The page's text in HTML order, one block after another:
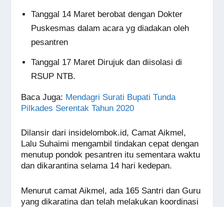
Tanggal 14 Maret berobat dengan Dokter
Puskesmas dalam acara yg diadakan oleh
pesantren
Tanggal 17 Maret Dirujuk dan diisolasi di
RSUP NTB.
Baca Juga: Mendagri Surati Bupati Tunda
Pilkades Serentak Tahun 2020
Dilansir dari insidelombok.id, Camat Aikmel,
Lalu Suhaimi mengambil tindakan cepat dengan
menutup pondok pesantren itu sementara waktu
dan dikarantina selama 14 hari kedepan.
Menurut camat Aikmel, ada 165 Santri dan Guru
yang dikaratina dan telah melakukan koordinasi